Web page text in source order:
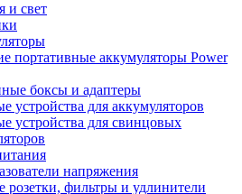
и свет
портативные аккумуляторы Power
боксы и адаптеры
устройства для аккумуляторов
устройства для свинцовых
напряжения
розетки, фильтры и удлинители